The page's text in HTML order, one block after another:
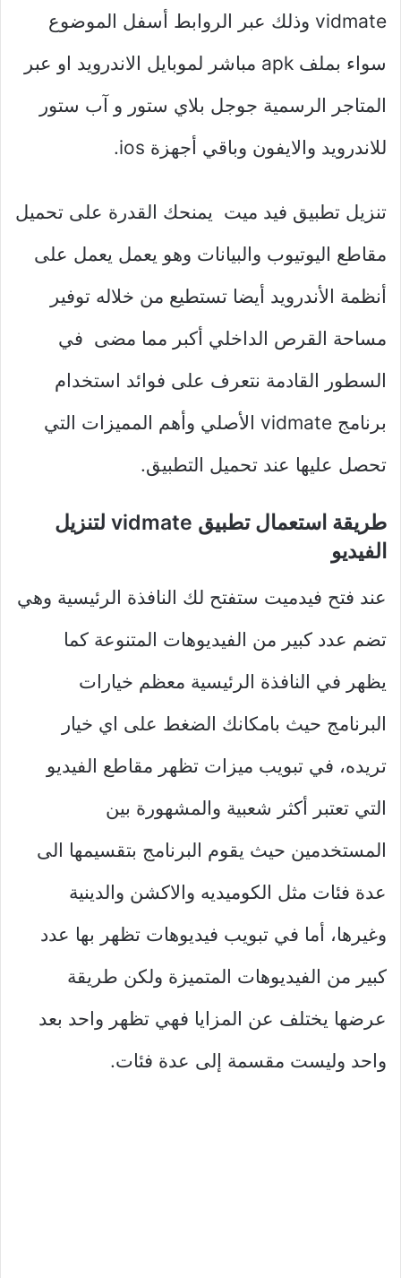
vidmate وذلك عبر الروابط أسفل الموضوع
سواء بملف apk مباشر لموبايل الاندرويد او عبر
المتاجر الرسمية جوجل بلاي ستور و آب ستور
للاندرويد والايفون وباقي أجهزة ios.
تنزيل تطبيق فيد ميت يمنحك القدرة على تحميل
مقاطع اليوتيوب والبيانات وهو يعمل يعمل على
أنظمة الأندرويد أيضا تستطيع من خلاله توفير
مساحة القرص الداخلي أكبر مما مضى في
السطور القادمة نتعرف على فوائد استخدام
برنامج vidmate الأصلي وأهم المميزات التي
تحصل عليها عند تحميل التطبيق.
طريقة استعمال تطبيق vidmate لتنزيل
الفيديو
عند فتح فيدميت ستفتح لك النافذة الرئيسية وهي
تضم عدد كبير من الفيديوهات المتنوعة كما
يظهر في النافذة الرئيسية معظم خيارات
البرنامج حيث بامكانك الضغط على اي خيار
تريده، في تبويب ميزات تظهر مقاطع الفيديو
التي تعتبر أكثر شعبية والمشهورة بين
المستخدمين حيث يقوم البرنامج بتقسيمها الى
عدة فئات مثل الكوميديه والاكشن والدينية
وغيرها، أما في تبويب فيديوهات تظهر بها عدد
كبير من الفيديوهات المتميزة ولكن طريقة
عرضها يختلف عن المزايا فهي تظهر واحد بعد
واحد وليست مقسمة إلى عدة فئات.